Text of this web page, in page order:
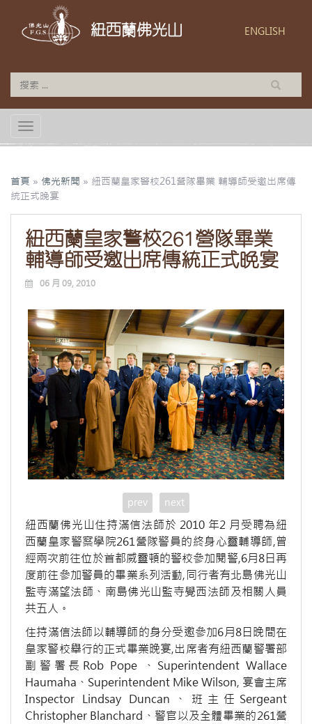
紐西蘭佛光山 ENGLISH
TOGGLE NAVIGATION
首頁 » 佛光新聞 » 紐西蘭皇家警校261營隊畢業 輔導師受邀出席傳
統正式晚宴
紐西蘭皇家警校261營隊畢業
輔導師受邀出席傳統正式晚宴
06 月 09, 2010
prev next
紐西蘭佛光山住持滿信法師於 2010 年2 月受聘為紐
西蘭皇家警察學院261營隊警員的終身心靈輔導師,曾
經兩次前往位於首都威靈頓的警校參加閱警,6月8日再
度前往參加警員的畢業系列活動,同行者有北島佛光山
監寺滿望法師、南島佛光山監寺覺西法師及相關人員
共五人。
住持滿信法師以輔導師的身分受邀參加6月8日晚間在
皇家警校舉行的正式畢業晚宴,出席者有紐西蘭警署部
副警署長Rob Pope 、Superintendent Wallace
Haumaha、Superintendent Mike Wilson, 宴會主席
Inspector Lindsay Duncan、班主任Sergeant
Christopher Blanchard、警官以及全體畢業的261營